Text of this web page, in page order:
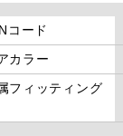
コード
カラー
フィッティング